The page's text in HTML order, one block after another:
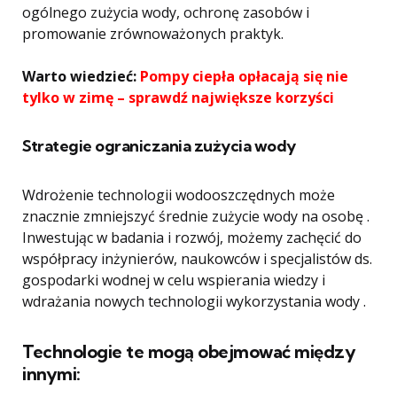
ogólnego zużycia wody, ochronę zasobów i
promowanie zrównoważonych praktyk.
Warto wiedzieć: Pompy ciepła opłacają się nie
tylko w zimę – sprawdź największe korzyści
Strategie ograniczania zużycia wody
Wdrożenie technologii wodooszczędnych może
znacznie zmniejszyć średnie zużycie wody na osobę .
Inwestując w badania i rozwój, możemy zachęcić do
współpracy inżynierów, naukowców i specjalistów ds.
gospodarki wodnej w celu wspierania wiedzy i
wdrażania nowych technologii wykorzystania wody .
Technologie te mogą obejmować między
innymi: